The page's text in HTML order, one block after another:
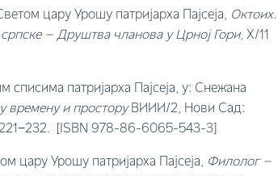
цару Урошу патријарха Пајсеја, Октоих.
– Друштва чланова у Црној Гори, X/11
патријарха Пајсеја, у: Снежана
времену и просторуВИИИ/2, Нови Сад:
[ISBN 978-86-6065-543-3]
цару Урошу патријарха Пајсеја, Филолог –